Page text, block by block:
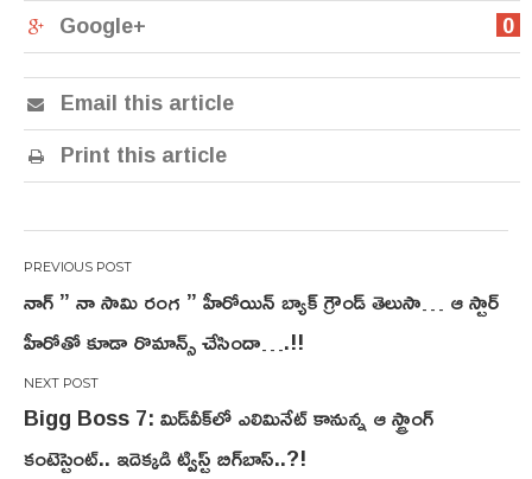
0
Google+
Email this article
Print this article
Post
navigation
నాగ్ ” నా సామి రంగ ” హీరోయిన్ బ్యాక్ గ్రౌండ్ తెలుసా… ఆ స్టార్
హీరోతో కూడా రొమాన్స్ చేసిందా….!!
Bigg Boss 7: మిడ్‌వీక్‌లో ఎలిమినేట్ కానున్న ఆ స్ట్రాంగ్
కంటెస్టెంట్.. ఇదెక్క‌డి ట్విస్ట్ బిగ్‌బాస్‌..?!